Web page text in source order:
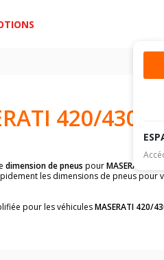
420/430
dimension de pneus pourMASERATI 420/
les dimensions de pneus pour
pour les véhiculesMASERATI 420/
flanc des pneumatiques, dans le